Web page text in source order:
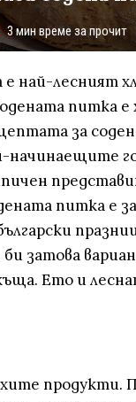
3 мин време за прочит
най-лесният
питка е
за
начинаещите
питка е
затова
Ето и
продукти.